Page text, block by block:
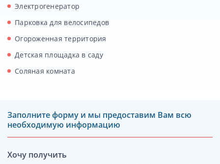
Электрогенератор
Парковка для велосипедов
Огороженная территория
Детская площадка в саду
Соляная комната
Заполните форму и мы предоставим Вам всю
необходимую информацию
Хочу получить